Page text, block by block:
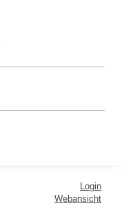
Login
Webansicht